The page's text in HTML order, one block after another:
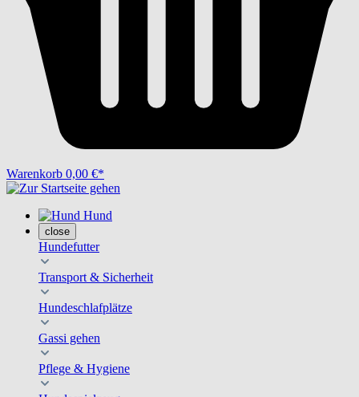
Warenkorb 0,00 €*
Hund
close
Hundefutter
Transport & Sicherheit
Hundeschlafplätze
Gassi gehen
Pflege & Hygiene